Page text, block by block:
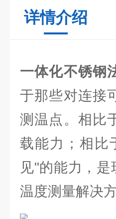
详情介绍
一体化不锈钢
于那些对连接
测温点。相比
载能力；相比
见"的能力，
温度测量解决方